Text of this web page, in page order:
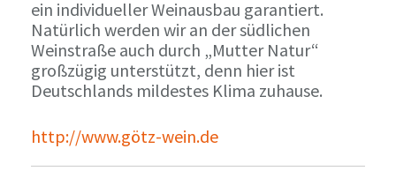
ein individueller Weinausbau garantiert.
Natürlich werden wir an der südlichen
Weinstraße auch durch „Mutter Natur“
großzügig unterstützt, denn hier ist
Deutschlands mildestes Klima zuhause.
http://www.götz-wein.de